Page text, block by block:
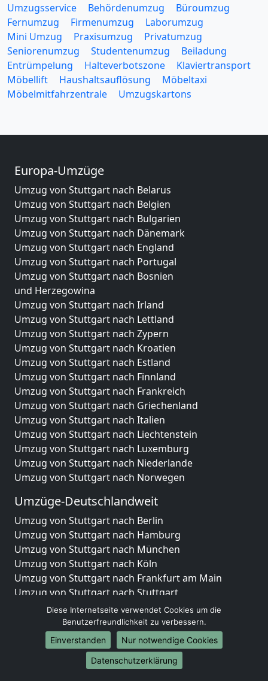
Umzugsservice Behördenumzug
Büroumzug
Fernumzug
Firmenumzug
Laborumzug
Mini Umzug
Praxisumzug
Privatumzug
Seniorenumzug
Studentenumzug
Beiladung
Entrümpelung
Halteverbotszone
Klaviertransport
Möbellift
Haushaltsauflösung
Möbeltaxi
Möbelmitfahrzentrale
Umzugskartons
Europa-Umzüge
Umzug von Stuttgart nach Belarus
Umzug von Stuttgart nach Belgien
Umzug von Stuttgart nach Bulgarien
Umzug von Stuttgart nach Dänemark
Umzug von Stuttgart nach England
Umzug von Stuttgart nach Portugal
Umzug von Stuttgart nach Bosnien
und Herzegowina
Umzug von Stuttgart nach Irland
Umzug von Stuttgart nach Lettland
Umzug von Stuttgart nach Zypern
Umzug von Stuttgart nach Kroatien
Umzug von Stuttgart nach Estland
Umzug von Stuttgart nach Finnland
Umzug von Stuttgart nach Frankreich
Umzug von Stuttgart nach Griechenland
Umzug von Stuttgart nach Italien
Umzug von Stuttgart nach Liechtenstein
Umzug von Stuttgart nach Luxemburg
Umzug von Stuttgart nach Niederlande
Umzug von Stuttgart nach Norwegen
Umzüge-Deutschlandweit
Umzug von Stuttgart nach Berlin
Umzug von Stuttgart nach Hamburg
Umzug von Stuttgart nach München
Umzug von Stuttgart nach Köln
Umzug von Stuttgart nach Frankfurt am Main
Umzug von Stuttgart nach Stuttgart
Umzug von Stuttgart nach Düsseldorf
Umzug von Stuttgart nach Leipzig
Umzug von Stuttgart nach Dortmund
Umzug von Stuttgart nach Essen
Umzug von Stuttgart nach Bremen
Diese Internetseite verwendet Cookies um die
Benutzerfreundlichkeit zu verbessern.
Einverstanden
Nur notwendige Cookies
Datenschutzerklärung